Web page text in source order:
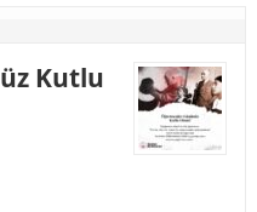
Kutlu